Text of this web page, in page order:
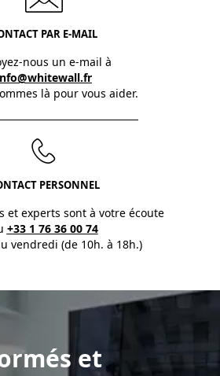
PAR E-MAIL
nous un e-mail à
là pour vous aider.
PERSONNEL
et experts sont à votre écoute
+33 1 76 36 00 74
vendredi (de 10h. à 18h.)
et